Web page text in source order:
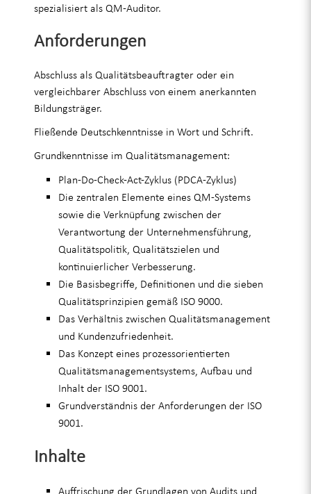
spezialisiert als QM-Auditor.
Anforderungen
Abschluss als Qualitätsbeauftragter oder ein
vergleichbarer Abschluss von einem anerkannten
Bildungsträger.
Fließende Deutschkenntnisse in Wort und Schrift.
Grundkenntnisse im Qualitätsmanagement:
Plan-Do-Check-Act-Zyklus (PDCA-Zyklus)
Die zentralen Elemente eines QM-Systems
sowie die Verknüpfung zwischen der
Verantwortung der Unternehmensführung,
Qualitätspolitik, Qualitätszielen und
kontinuierlicher Verbesserung.
Die Basisbegriffe, Definitionen und die sieben
Qualitätsprinzipien gemäß ISO 9000.
Das Verhältnis zwischen Qualitätsmanagement
und Kundenzufriedenheit.
Das Konzept eines prozessorientierten
Qualitätsmanagementsystems, Aufbau und
Inhalt der ISO 9001.
Grundverständnis der Anforderungen der ISO
9001.
Inhalte
Auffrischung der Grundlagen von Audits und